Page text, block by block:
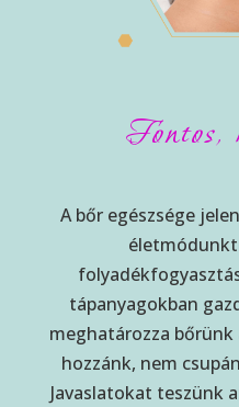
Fontos,
A bőr egészsége
tápanyagokban
meghatározza
hozzánk, nem
Javaslatokat teszünk